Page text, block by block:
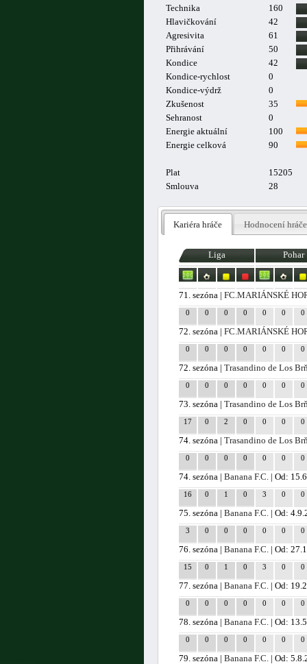
Technika
160
Hlavičkování
42
Agresivita
61
Přihrávání
50
Kondice
42
Kondice-rychlost
0
Kondice-výdrž
0
Zkušenost
35
Sehranost
0
Energie aktuální
100
Energie celková
90
Plat
15205
Smlouva
28
Kariéra hráče Hodnocení hráče
Liga Pohar
71. sezóna |FC.MARIÁNSKÉ
0 0 0 0 0 0 0
72. sezóna |FC.MARIÁNSKÉ
0 0 0 0 0 0 0
72. sezóna |Trasandino de Los
0 0 0 0 0 0 0
73. sezóna |Trasandino de Los
17 0 2 0 0 0 0
74. sezóna |Trasandino de Los
0 0 0 0 0 0 0
74. sezóna |Banana F.C. | Od:
16 0 1 0 3 0 0
75. sezóna |Banana F.C. | Od:
3 0 0 0 0 0 0
76. sezóna |Banana F.C. | Od:
15 0 1 0 3 0 0
77. sezóna |Banana F.C. | Od:
0 0 0 0 0 0 0
78. sezóna |Banana F.C. | Od:
0 0 0 0 0 0 0
79. sezóna |Banana F.C. | Od: